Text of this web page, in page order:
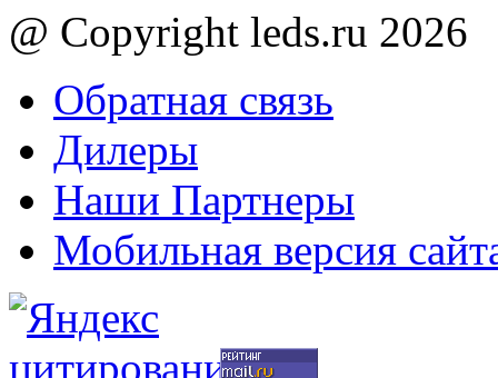
@ Copyright leds.ru 2026
Обратная связь
Дилеры
Наши Партнеры
Мобильная версия